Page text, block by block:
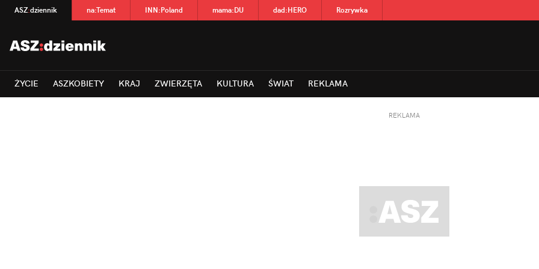
ASZ:dziennik na:Temat INN:Poland mama:DU dad:HERO Rozrywka
ŻYCIE ASZKOBIETY KRAJ ZWIERZĘTA KULTURA ŚWIAT REKLAMA
REKLAMA